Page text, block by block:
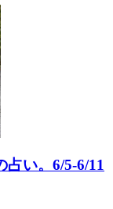
占い。6/5-6/11